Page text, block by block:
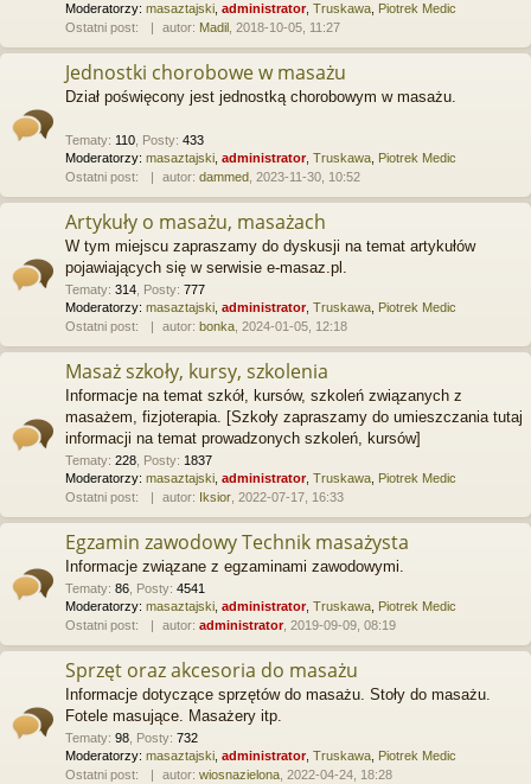
Moderatorzy: masaztajski administrator, Truskawa Piotrek Medic
Ostatni post:
autor: Madil , 2018-10-05, 11:27
Jednostki chorobowe w masażu
Dział poświęcony jest jednostką chorobowym w masażu.
Tematy: 110 Posty: 433
Moderatorzy: masaztajski administrator, Truskawa Piotrek Medic
Ostatni post:
autor: dammed , 2023-11-30, 10:52
Artykuły o masażu, masażach
W tym miejscu zapraszamy do dyskusji na temat artykułów
pojawiających się w serwisie e-masaz.pl.
Tematy: 314 Posty: 777
Moderatorzy: masaztajski administrator, Truskawa Piotrek Medic
Ostatni post:
autor: bonka , 2024-01-05, 12:18
Masaż szkoły, kursy, szkolenia
Informacje na temat szkół, kursów, szkoleń związanych z
masażem, fizjoterapia. [Szkoły zapraszamy do umieszczania tutaj
informacji na temat prowadzonych szkoleń, kursów]
Tematy: 228 Posty: 1837
Moderatorzy: masaztajski administrator, Truskawa Piotrek Medic
Ostatni post:
autor: Iksior , 2022-07-17, 16:33
Egzamin zawodowy Technik masażysta
Informacje związane z egzaminami zawodowymi.
Tematy: 86 Posty: 4541
Moderatorzy: masaztajski administrator, Truskawa Piotrek Medic
Ostatni post:
autor: administrator, 2019-09-09, 08:19
Sprzęt oraz akcesoria do masażu
Informacje dotyczące sprzętów do masażu. Stoły do masażu.
Fotele masujące. Masażery itp.
Tematy: 98 Posty: 732
Moderatorzy: masaztajski administrator, Truskawa Piotrek Medic
Ostatni post:
autor: wiosnazielona , 2022-04-24, 18:28